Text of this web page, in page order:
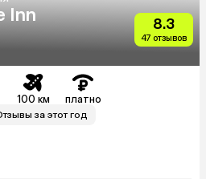
Inn
8.3
47 отзывов
100 км платно
за этот год